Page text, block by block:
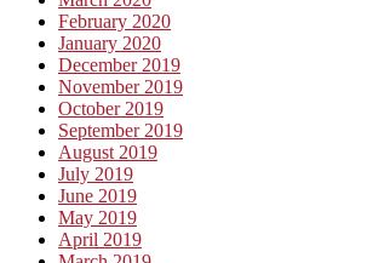
February 2020
January 2020
December 2019
November 2019
October 2019
September 2019
August 2019
July 2019
June 2019
May 2019
April 2019